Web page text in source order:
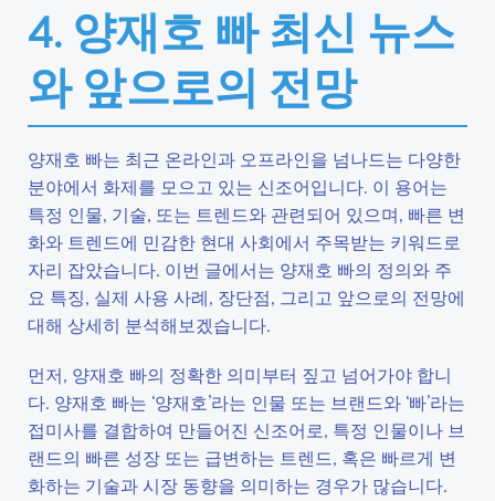
4. 양재호 빠 최신 뉴스
와 앞으로의 전망
양재호 빠는 최근 온라인과 오프라인을 넘나드는 다양한
분야에서 화제를 모으고 있는 신조어입니다. 이 용어는
특정 인물, 기술, 또는 트렌드와 관련되어 있으며, 빠른 변
화와 트렌드에 민감한 현대 사회에서 주목받는 키워드로
자리 잡았습니다. 이번 글에서는 양재호 빠의 정의와 주
요 특징, 실제 사용 사례, 장단점, 그리고 앞으로의 전망에
대해 상세히 분석해보겠습니다.
먼저, 양재호 빠의 정확한 의미부터 짚고 넘어가야 합니
다. 양재호 빠는 ‘양재호’라는 인물 또는 브랜드와 ‘빠’라는
접미사를 결합하여 만들어진 신조어로, 특정 인물이나 브
랜드의 빠른 성장 또는 급변하는 트렌드, 혹은 빠르게 변
화하는 기술과 시장 동향을 의미하는 경우가 많습니다.